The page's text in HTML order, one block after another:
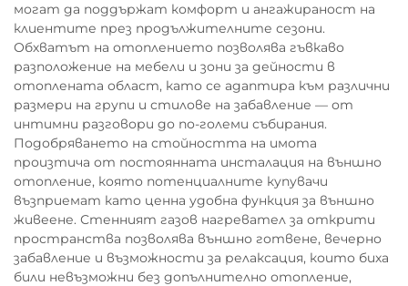
могат да поддържат комфорт и ангажираност на
клиентите през продължителните сезони.
Обхватът на отоплението позволява гъвкаво
разположение на мебели и зони за дейности в
отоплената област, като се адаптира към различни
размери на групи и стилове на забавление — от
интимни разговори до по-големи събирания.
Подобряването на стойността на имота
произтича от постоянната инсталация на външно
отопление, която потенциалните купувачи
възприемат като ценна удобна функция за външно
живеене. Стенният газов нагревател за открити
пространства позволява външно готвене, вечерно
забавление и възможности за релаксация, които биха
били невъзможни без допълнително отопление,